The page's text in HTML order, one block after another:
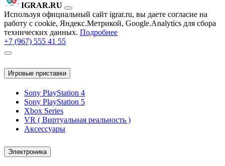
IGRAR.RU
Используя официальный сайт igrar.ru, вы даете согласие на
работу с cookie, Яндекс.Метрикой, Google.Analytics для сбора
технических данных. Подробнее
+7 (967) 555 41 55
Игровые приставки
Sony PlayStation 4
Sony PlayStation 5
Xbox Series
VR ( Виртуальная реальность )
Аксессуары
Электроника